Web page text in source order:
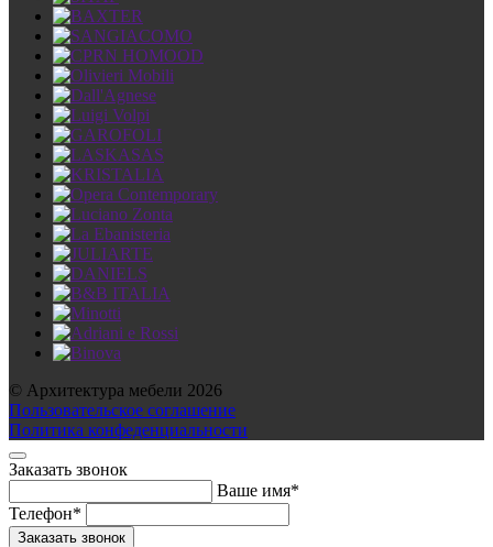
© Архитектура мебели 2026
Пользовательское соглашение
Политика конфеденциальности
Заказать звонок
Ваше имя*
Телефон*